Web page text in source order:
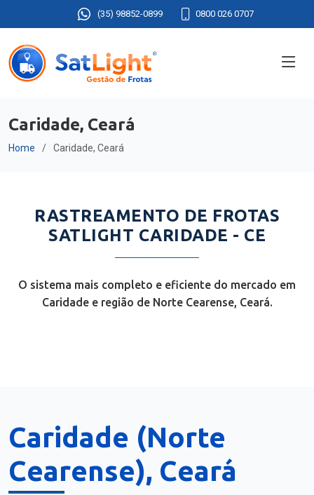
(35) 98852-0899 0800 026 0707
Caridade, Ceará
Home Caridade, Ceará
RASTREAMENTO DE FROTAS
SATLIGHT CARIDADE - CE
O sistema mais completo e eficiente do mercado em
Caridade e região de Norte Cearense, Ceará.
Caridade (Norte
Cearense), Ceará